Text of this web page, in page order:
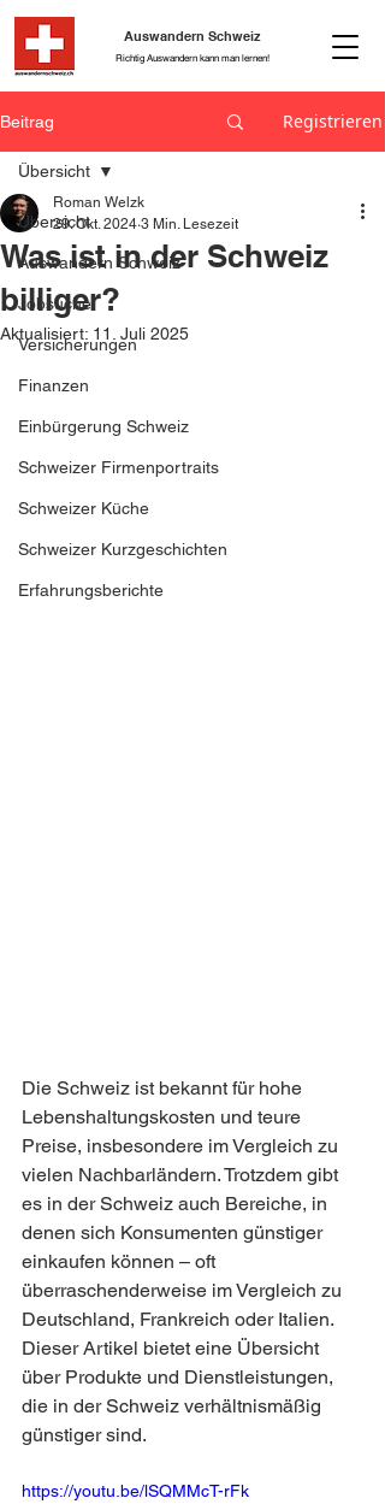
Richtig Auswandern kann man lernen!
Auswandern Schweiz
Beitrag Registrieren
Übersicht
Auswandern Schweiz
Jobsuche
Versicherungen
Finanzen
Einbürgerung Schweiz
Schweizer Firmenportraits
Schweizer Küche
Schweizer Kurzgeschichten
Erfahrungsberichte
Übersicht
Was ist in der Schweiz
billiger?
Roman Welzk
29. Okt. 2024 3 Min. Lesezeit
Aktualisiert: 11. Juli 2025
Die Schweiz ist bekannt für hohe
Lebenshaltungskosten und teure
Preise, insbesondere im Vergleich zu
vielen Nachbarländern. Trotzdem gibt
es in der Schweiz auch Bereiche, in
denen sich Konsumenten günstiger
einkaufen können – oft
überraschenderweise im Vergleich zu
Deutschland, Frankreich oder Italien.
Dieser Artikel bietet eine Übersicht
über Produkte und Dienstleistungen,
die in der Schweiz verhältnismäßig
günstiger sind.
https://youtu.be/lSQMMcT-rFk